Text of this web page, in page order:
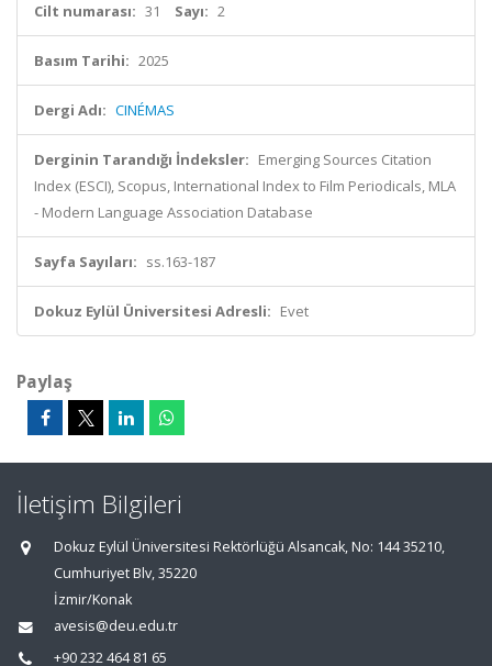
Cilt numarası: 31 Sayı: 2
Basım Tarihi: 2025
Dergi Adı: CINÉMAS
Derginin Tarandığı İndeksler: Emerging Sources Citation
Index (ESCI), Scopus, International Index to Film Periodicals, MLA
- Modern Language Association Database
Sayfa Sayıları: ss.163-187
Dokuz Eylül Üniversitesi Adresli: Evet
Paylaş
İletişim Bilgileri
Dokuz Eylül Üniversitesi Rektörlüğü Alsancak, No: 144 35210,
Cumhuriyet Blv, 35220
İzmir/Konak
avesis@deu.edu.tr
+90 232 464 81 65